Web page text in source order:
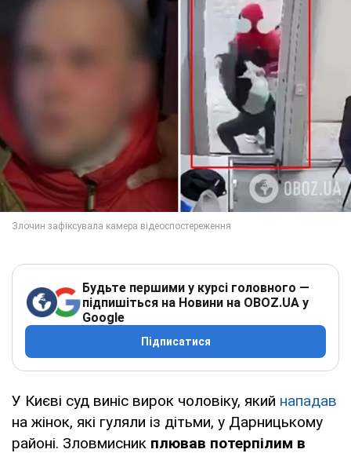
Будьте першими у курсі головного —
підпишіться на Новини на OBOZ.UA у
Google
Підписатися
У Києві суд виніс вирок чоловіку, який нападав
на жінок, які гуляли із дітьми, у Дарницькому
районі. Зловмисник плював потерпілим в